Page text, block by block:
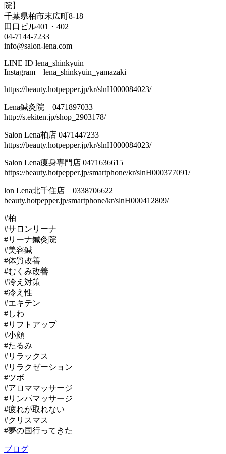
院】
千葉県柏市末広町8-18
田口ビル401・402
04-7144-7233
info@salon-lena.com
LINE ID lena_shinkyuin
Instagram lena_shinkyuin_yamazaki
https://beauty.hotpepper.jp/kr/slnH000084023/
Lena鍼灸院 0471897033
http://s.ekiten.jp/shop_2903178/
Salon Lena柏店 0471447233
https://beauty.hotpepper.jp/kr/slnH000084023/
Salon Lena痩身専門店 0471636615
https://beauty.hotpepper.jp/smartphone/kr/slnH000377091/
lon Lena北千住店 0338706622
beauty.hotpepper.jp/smartphone/kr/slnH000412809/
#柏
#サロンリーナ
#リーナ鍼灸院
#美容鍼
#体質改善
#むくみ改善
#冷え対策
#冷え性
#エキテン
#しわ
#リフトアップ
#小顔
#たるみ
#リラックス
#リラクゼーション
#ツボ
#アロママッサージ
#リンパマッサージ
#疲れが取れない
#クリスマス
#夢の国行ってきた
ブログ